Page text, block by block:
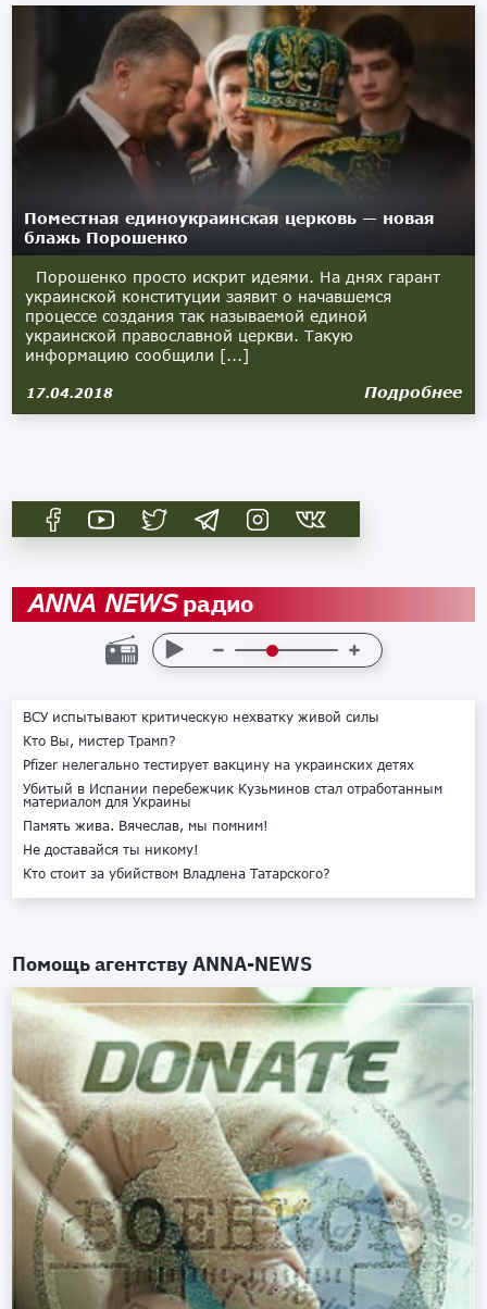
Поместная единоукраинская церковь — новая
блажь Порошенко
Порошенко просто искрит идеями. На днях гарант
украинской конституции заявит о начавшемся
процессе создания так называемой единой
украинской православной церкви. Такую
информацию сообщили [...]
17.04.2018 Подробнее
ANNA NEWSрадио
ВСУ испытывают критическую нехватку живой силы
Кто Вы, мистер Трамп?
Pfizer нелегально тестирует вакцину на украинских детях
Убитый в Испании перебежчик Кузьминов стал отработанным
материалом для Украины
Память жива. Вячеслав, мы помним!
Не доставайся ты никому!
Кто стоит за убийством Владлена Татарского?
Помощь агентствуANNA-NEWS